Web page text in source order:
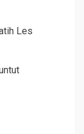
Les